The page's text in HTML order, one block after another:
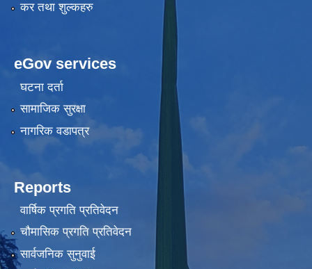
कर तथा शुल्कहरु
eGov services
घटना दर्ता
सामाजिक सुरक्षा
नागरिक वडापत्र
Reports
वार्षिक प्रगति प्रतिवेदन
चौमासिक प्रगति प्रतिवेदन
सार्वजनिक सुनुवाई